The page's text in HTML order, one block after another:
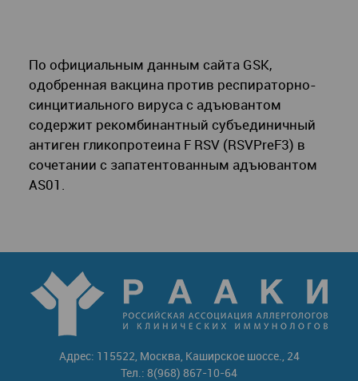
По официальным данным сайта GSK,
одобренная вакцина против респираторно-
синцитиального вируса с адъювантом
содержит рекомбинантный субъединичный
антиген гликопротеина F RSV (RSVPreF3) в
сочетании с запатентованным адъювантом
AS01.
Адрес: 115522, Москва, Каширское шоссе., 24
Тел.: 8(968) 867-10-64